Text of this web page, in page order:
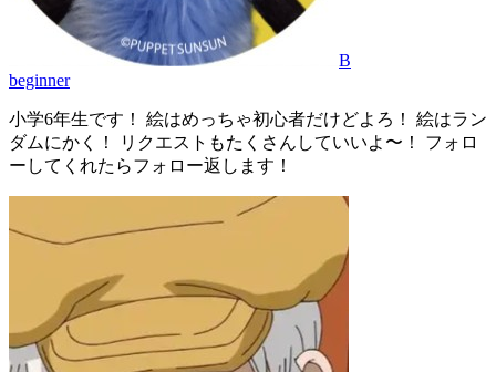
B
beginner
小学6年生です！ 絵はめっちゃ初心者だけどよろ！ 絵はラン
ダムにかく！ リクエストもたくさんしていいよ〜！ フォロ
ーしてくれたらフォロー返します！